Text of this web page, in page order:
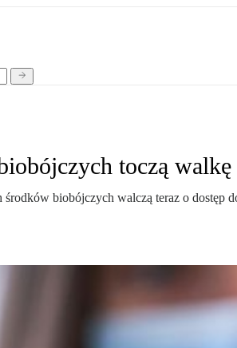
toczą
biobójczych walczą teraz o dostęp